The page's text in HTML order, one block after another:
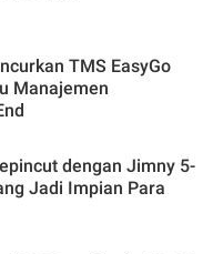
TMS EasyGo
Manajemen
dengan Jimny 5-
Jadi Impian Para